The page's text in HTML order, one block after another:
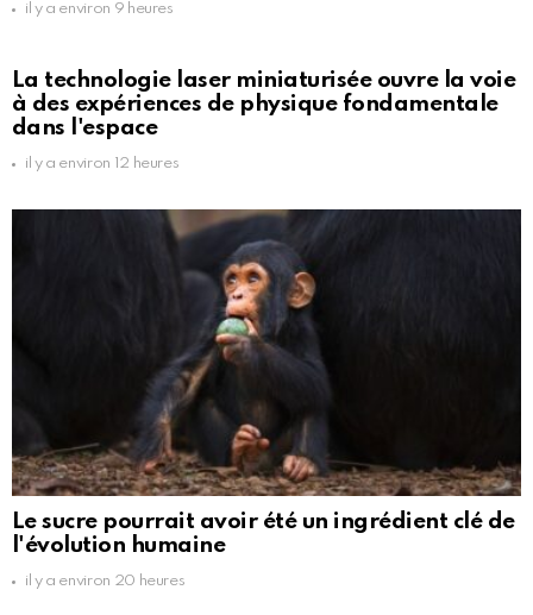
il y a environ 9 heures
La technologie laser miniaturisée ouvre la voie
à des expériences de physique fondamentale
dans l'espace
il y a environ 12 heures
Le sucre pourrait avoir été un ingrédient clé de
l'évolution humaine
il y a environ 20 heures